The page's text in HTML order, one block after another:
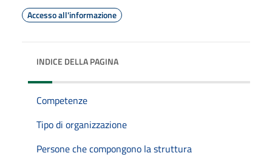
Accesso all'informazione
INDICE DELLA PAGINA
Competenze
Tipo di organizzazione
Persone che compongono la struttura